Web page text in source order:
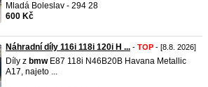
Mladá Boleslav - 294 28
600 Kč
Náhradní díly 116i 118i 120i H ... - TOP - [8.8. 2026]
Díly z bmwE87 118i N46B20B Havana Metallic
A17, najeto ...